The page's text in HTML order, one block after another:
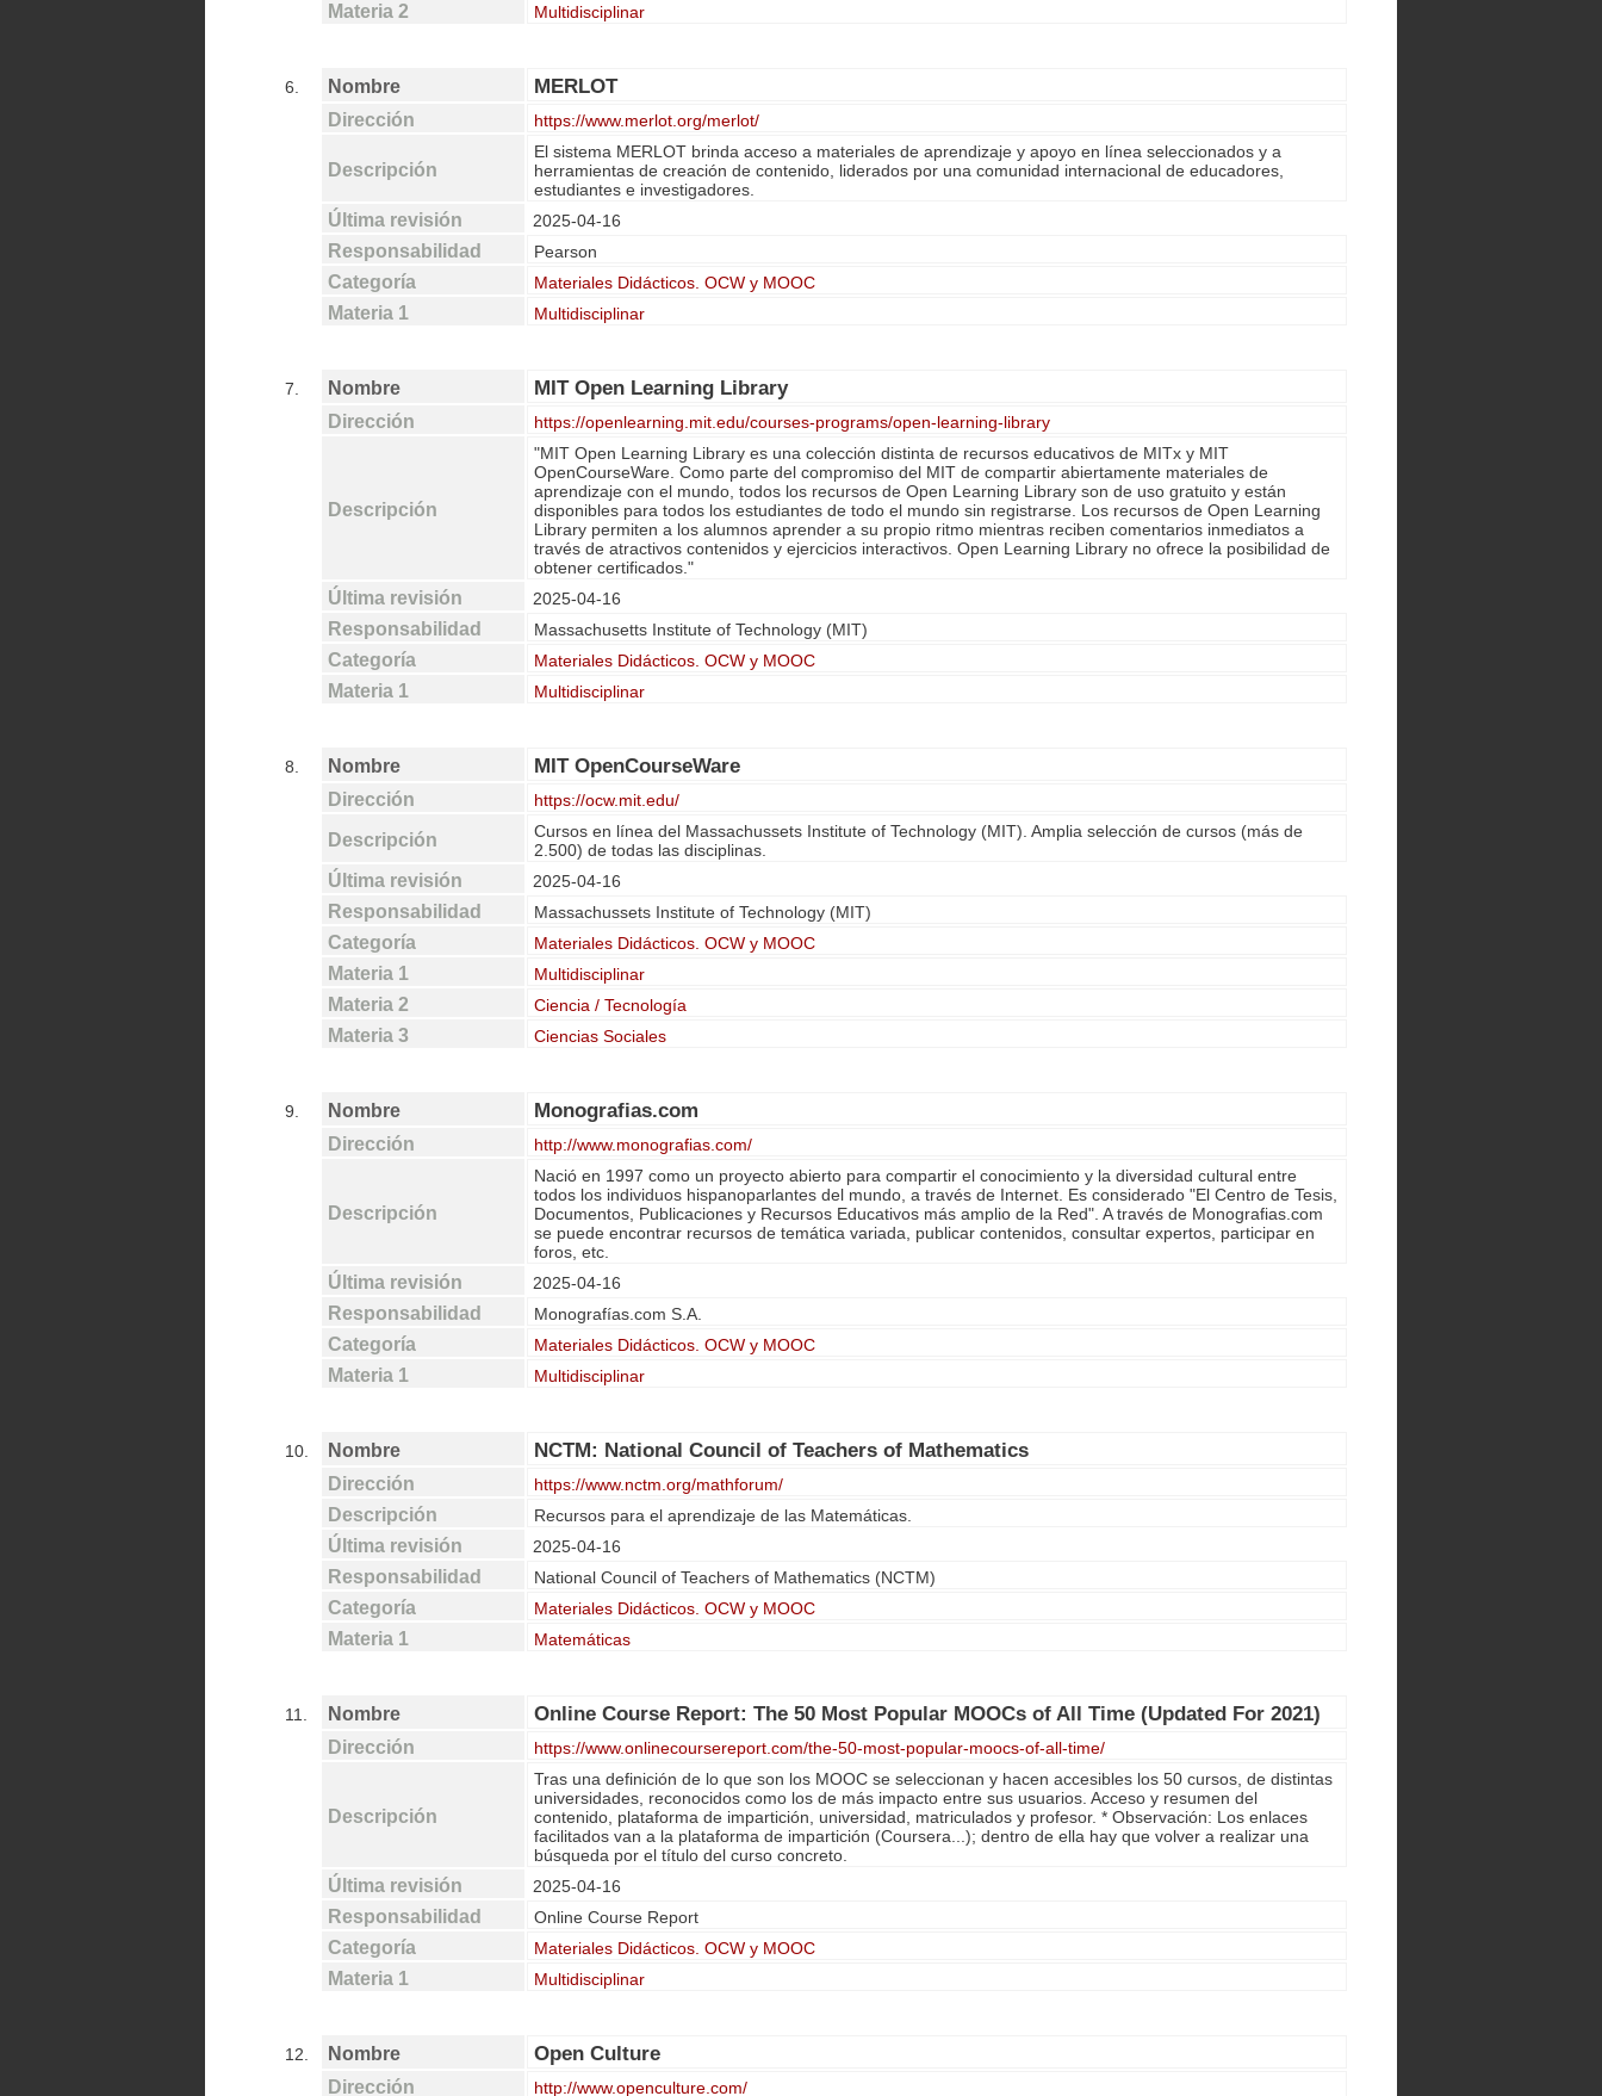
Materia 2 Multidisciplinar
6. Nombre MERLOT
Dirección https://www.merlot.org/merlot/
Descripción
El sistema MERLOT brinda acceso a materiales de aprendizaje y apoyo en línea seleccionados y a
herramientas de creación de contenido, liderados por una comunidad internacional de educadores,
estudiantes e investigadores.
Última revisión 2025-04-16
Responsabilidad Pearson
Categoría Materiales Didácticos. OCW y MOOC
Materia 1 Multidisciplinar
7. Nombre MIT Open Learning Library
Dirección https://openlearning.mit.edu/courses-programs/open-learning-library
Descripción
"MIT Open Learning Library es una colección distinta de recursos educativos de MITx y MIT
OpenCourseWare. Como parte del compromiso del MIT de compartir abiertamente materiales de
aprendizaje con el mundo, todos los recursos de Open Learning Library son de uso gratuito y están
disponibles para todos los estudiantes de todo el mundo sin registrarse. Los recursos de Open Learning
Library permiten a los alumnos aprender a su propio ritmo mientras reciben comentarios inmediatos a
través de atractivos contenidos y ejercicios interactivos. Open Learning Library no ofrece la posibilidad de
obtener certificados."
Última revisión 2025-04-16
Responsabilidad Massachusetts Institute of Technology (MIT)
Categoría Materiales Didácticos. OCW y MOOC
Materia 1 Multidisciplinar
8. Nombre MIT OpenCourseWare
Dirección https://ocw.mit.edu/
Descripción
Cursos en línea del Massachussets Institute of Technology (MIT). Amplia selección de cursos (más de
2.500) de todas las disciplinas.
Última revisión 2025-04-16
Responsabilidad Massachussets Institute of Technology (MIT)
Categoría Materiales Didácticos. OCW y MOOC
Materia 1 Multidisciplinar
Materia 2 Ciencia / Tecnología
Materia 3 Ciencias Sociales
9. Nombre Monografias.com
Dirección http://www.monografias.com/
Descripción
Nació en 1997 como un proyecto abierto para compartir el conocimiento y la diversidad cultural entre
todos los individuos hispanoparlantes del mundo, a través de Internet. Es considerado "El Centro de Tesis,
Documentos, Publicaciones y Recursos Educativos más amplio de la Red". A través de Monografias.com
se puede encontrar recursos de temática variada, publicar contenidos, consultar expertos, participar en
foros, etc.
Última revisión 2025-04-16
Responsabilidad Monografías.com S.A.
Categoría Materiales Didácticos. OCW y MOOC
Materia 1 Multidisciplinar
10. Nombre NCTM: National Council of Teachers of Mathematics
Dirección https://www.nctm.org/mathforum/
Descripción Recursos para el aprendizaje de las Matemáticas.
Última revisión 2025-04-16
Responsabilidad National Council of Teachers of Mathematics (NCTM)
Categoría Materiales Didácticos. OCW y MOOC
Materia 1 Matemáticas
11. Nombre Online Course Report: The 50 Most Popular MOOCs of All Time (Updated For 2021)
Dirección https://www.onlinecoursereport.com/the-50-most-popular-moocs-of-all-time/
Descripción
Tras una definición de lo que son los MOOC se seleccionan y hacen accesibles los 50 cursos, de distintas
universidades, reconocidos como los de más impacto entre sus usuarios. Acceso y resumen del
contenido, plataforma de impartición, universidad, matriculados y profesor. * Observación: Los enlaces
facilitados van a la plataforma de impartición (Coursera...); dentro de ella hay que volver a realizar una
búsqueda por el título del curso concreto.
Última revisión 2025-04-16
Responsabilidad Online Course Report
Categoría Materiales Didácticos. OCW y MOOC
Materia 1 Multidisciplinar
12. Nombre Open Culture
Dirección http://www.openculture.com/